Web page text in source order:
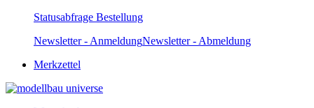
Statusabfrage Bestellung
Newsletter - AnmeldungNewsletter - Abmeldung
Merkzettel